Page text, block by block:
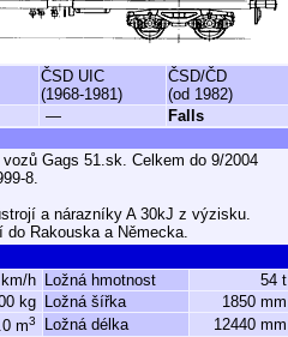
ČSD UIC
(1968-1981)
ČSD/ČD
(od 1982)
— Falls
Gags 51.sk. Celkem do 9/2004
8.
a nárazníky A 30kJ z výzisku.
Rakouska a Německa.
h Ložná hmotnost
54 t
kg Ložná šířka
1850 mm
m3 Ložná délka
12440 mm